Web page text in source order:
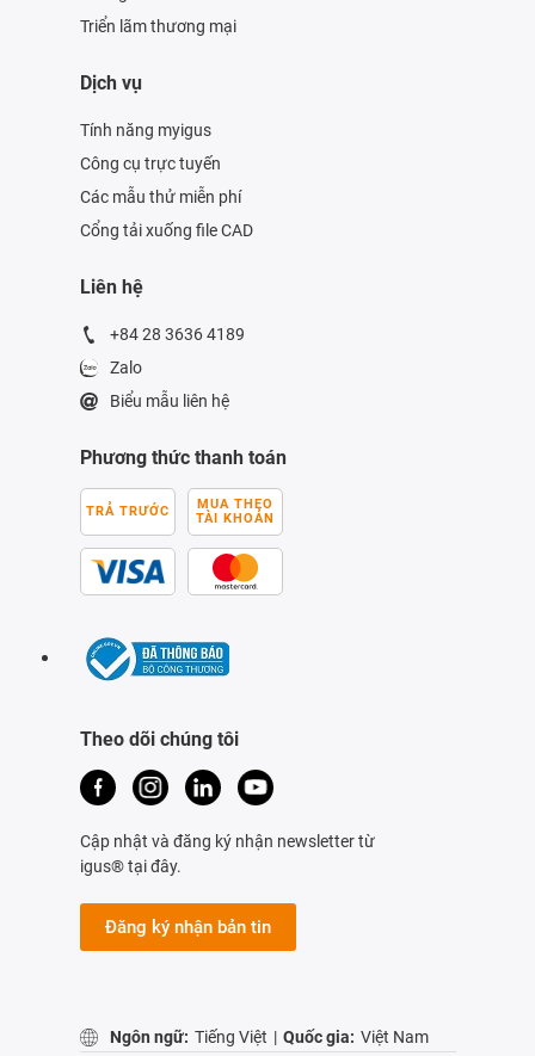
Triển lãm thương mại
Dịch vụ
Tính năng myigus
Công cụ trực tuyến
Các mẫu thử miễn phí
Cổng tải xuống file CAD
Liên hệ
+84 28 3636 4189
Zalo
Biểu mẫu liên hệ
Phương thức thanh toán
TRẢ TRƯỚC
MUA THEO
TÀI KHOẢN
Theo dõi chúng tôi
Cập nhật và đăng ký nhận newsletter từ
igus® tại đây.
Đăng ký nhận bản tin
Ngôn ngữ: Tiếng Việt | Quốc gia: Việt Nam